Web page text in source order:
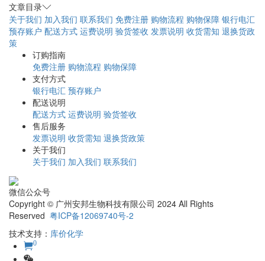
文章目录
关于我们 加入我们 联系我们 免费注册 购物流程 购物保障 银行电汇
预存账户 配送方式 运费说明 验货签收 发票说明 收货需知 退换货政
策
订购指南
免费注册 购物流程 购物保障
支付方式
银行电汇 预存账户
配送说明
配送方式 运费说明 验货签收
售后服务
发票说明 收货需知 退换货政策
关于我们
关于我们 加入我们 联系我们
微信公众号
Copyright © 广州安邦生物科技有限公司 2024 All Rights
Reserved 粤ICP备12069740号-2
技术支持： 库价化学
0